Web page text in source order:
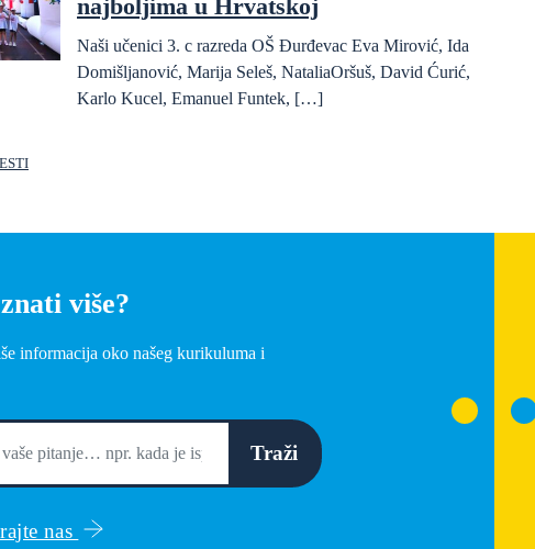
najboljima u Hrvatskoj
Naši učenici 3. c razreda OŠ Đurđevac Eva Mirović, Ida
Domišljanović, Marija Seleš, NataliaOršuš, David Ćurić,
Karlo Kucel, Emanuel Funtek, […]
više?
informacija oko našeg kurikuluma i
Traži
nas